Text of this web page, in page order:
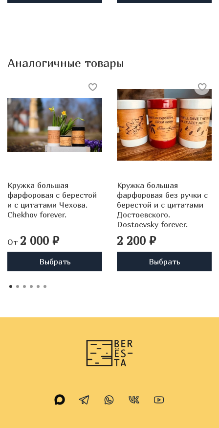
Аналогичные товары
Кружка большая
фарфоровая c берестой
и с цитатами Чехова.
Chekhov forever.
От 2 000 ₽
Выбрать
Кружка большая
фарфоровая без ручки c
берестой и с цитатами
Достоевского.
Dostoevsky forever.
2 200 ₽
Выбрать